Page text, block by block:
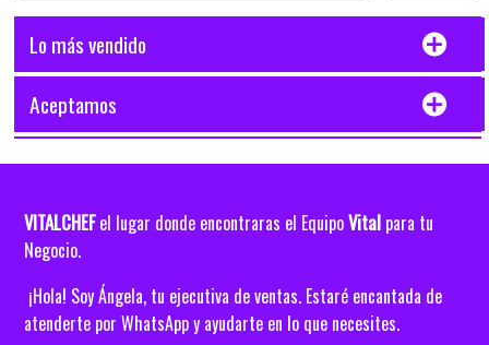
Lo más vendido
Aceptamos
VITALCHEFel lugar donde encontraras el EquipoVital para tu
Negocio.
¡Hola! Soy Ángela, tu ejecutiva de ventas. Estaré encantada de
atenderte por WhatsApp y ayudarte en lo que necesites.